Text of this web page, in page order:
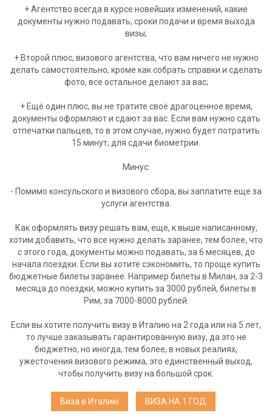
+ Агентство всегда в курсе новейших изменений, какие
документы нужно подавать, сроки подачи и время выхода
визы;
+ Второй плюс, визового агентства, что вам ничего не нужно
делать самостоятельно, кроме как собрать справки и сделать
фото, все остальное делают за вас;
+ Ещё один плюс, вы не тратите своё драгоценное время,
документы оформляют и сдают за вас. Если вам нужно сдать
отпечатки пальцев, то в этом случае, нужно будет потратить
15 минут, для сдачи биометрии.
Минус:
- Помимо консульского и визового сбора, вы заплатите еще за
услуги агентства.
Как оформлять визу решать вам, еще, к выше написанному,
хотим добавить, что все нужно делать заранее, тем более, что
с этого года, документы можно подавать, за 6 месяцев, до
начала поездки. Если вы хотите сэкономить, то проще купить
бюджетные билеты заранее. Например билеты в Милан, за 2-3
месяца до поездки, можно купить за 3000 рублей, билеты в
Рим, за 7000-8000 рублей.
Если вы хотите получить визу в Италию на 2 года или на 5 лет,
то лучше заказывать гарантированную визу, да это не
бюджетно, но иногда, тем более, в новых реалиях,
ужесточения визового режима, это единственный выход,
чтобы получить визу на большой срок.
Виза в Италию ВИЗА НА 1 ГОД